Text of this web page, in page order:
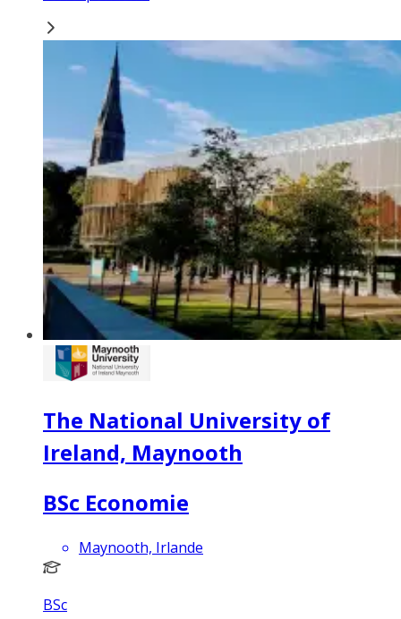
The National University of
Ireland, Maynooth
BSc Economie
Maynooth, Irlande
BSc